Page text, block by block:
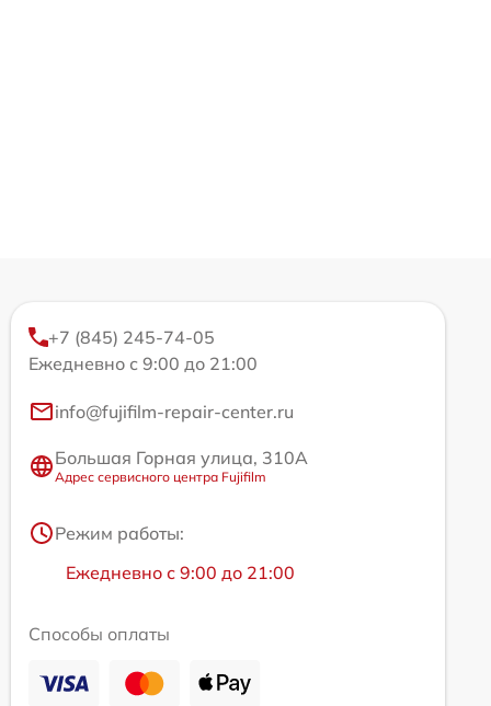
+7 (845) 245-74-05
Ежедневно с 9:00 до 21:00
info@fujifilm-repair-center.ru
Большая Горная улица, 310А
Адрес сервисного центра Fujifilm
Режим работы:
Ежедневно с 9:00 до 21:00
Способы оплаты